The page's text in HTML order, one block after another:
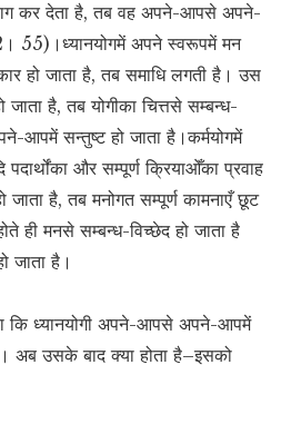
कर देता है, तब वह अपने-आपसे अपने-
55)।ध्यानयोगमें अपने स्वरूपमें मन
हो जाता है, तब समाधि लगती है। उस
है, तब योगीका चित्तसे सम्बन्ध-
आपमें सन्तुष्ट हो जाता है।कर्मयोगमें
पदार्थोंका और सम्पूर्ण क्रियाओँका प्रवाह
है, तब मनोगत सम्पूर्ण कामनाएँ छूट
ही मनसे सम्बन्ध-विच्छेद हो जाता है
जाता है।
कि ध्यानयोगी अपने-आपसे अपने-आपमें
अब उसके बाद क्या होता है–इसको